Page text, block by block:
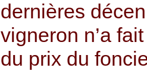
dernières
vigneron n’a
du prix du